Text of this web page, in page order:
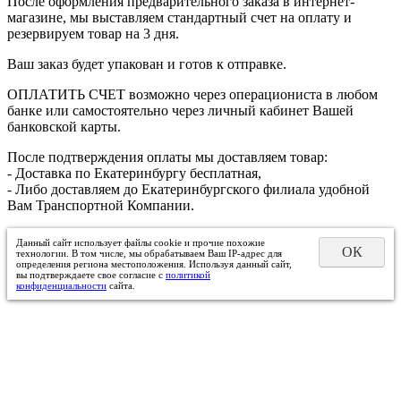
магазине, мы выставляем стандартный счет на оплату и
резервируем товар на 3 дня.
Ваш заказ будет упакован и готов к отправке.
ОПЛАТИТЬ СЧЕТ возможно через операциониста в любом
банке или самостоятельно через личный кабинет Вашей
банковской карты.
После подтверждения оплаты мы доставляем товар:
- Доставка по Екатеринбургу бесплатная,
- Либо доставляем до Екатеринбургского филиала удобной
Вам Транспортной Компании.
Данный сайт использует файлы cookie и прочие похожие
технологии. В том числе, мы обрабатываем Ваш IP-адрес для
определения региона местоположения. Используя данный сайт,
вы подтверждаете свое согласие с политикой
конфиденциальности сайта.
ОК